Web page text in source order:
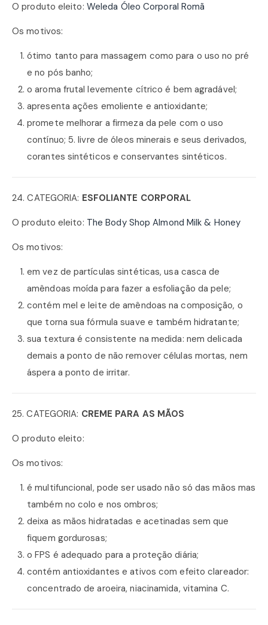
O produto eleito: Weleda Óleo Corporal Romã
Os motivos:
ótimo tanto para massagem como para o uso no pré
e no pós banho;
o aroma frutal levemente cítrico é bem agradável;
apresenta ações emoliente e antioxidante;
promete melhorar a firmeza da pele com o uso
contínuo; 5. livre de óleos minerais e seus derivados,
corantes sintéticos e conservantes sintéticos.
24. CATEGORIA: ESFOLIANTE CORPORAL
O produto eleito: The Body Shop Almond Milk & Honey
Os motivos:
em vez de partículas sintéticas, usa casca de
amêndoas moída para fazer a esfoliação da pele;
contém mel e leite de amêndoas na composição, o
que torna sua fórmula suave e também hidratante;
sua textura é consistente na medida: nem delicada
demais a ponto de não remover células mortas, nem
áspera a ponto de irritar.
25. CATEGORIA: CREME PARA AS MÃOS
O produto eleito:
Os motivos:
é multifuncional, pode ser usado não só das mãos mas
também no colo e nos ombros;
deixa as mãos hidratadas e acetinadas sem que
fiquem gordurosas;
o FPS é adequado para a proteção diária;
contém antioxidantes e ativos com efeito clareador:
concentrado de aroeira, niacinamida, vitamina C.